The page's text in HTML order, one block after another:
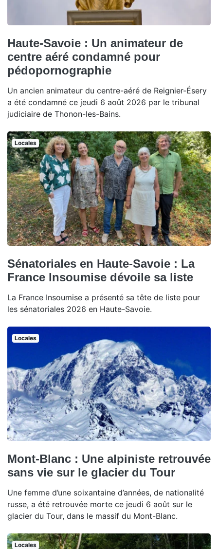
Haute-Savoie : Un animateur de
centre aéré condamné pour
pédopornographie
Un ancien animateur du centre-aéré de Reignier-Ésery
a été condamné ce jeudi 6 août 2026 par le tribunal
judiciaire de Thonon-les-Bains.
Locales
Sénatoriales en Haute-Savoie : La
France Insoumise dévoile sa liste
La France Insoumise a présenté sa tête de liste pour
les sénatoriales 2026 en Haute-Savoie.
Locales
Mont-Blanc : Une alpiniste retrouvée
sans vie sur le glacier du Tour
Une femme d’une soixantaine d’années, de nationalité
russe, a été retrouvée morte ce jeudi 6 août sur le
glacier du Tour, dans le massif du Mont-Blanc.
Locales